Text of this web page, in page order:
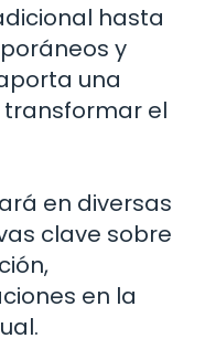
hasta
y
una
transformar el
en diversas
clave sobre
en la